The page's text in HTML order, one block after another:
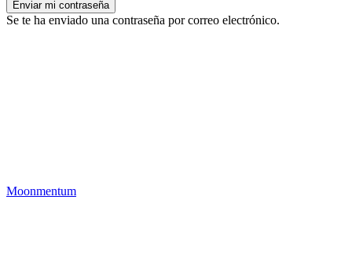
Se te ha enviado una contraseña por correo electrónico.
Moonmentum